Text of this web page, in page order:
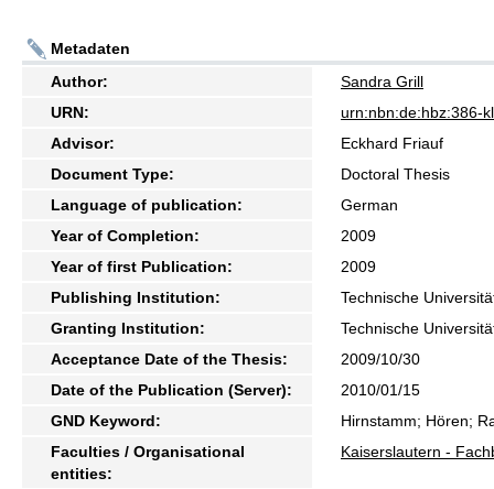
Metadaten
Author:
Sandra Grill
URN:
urn:nbn:de:hbz:386-
Advisor:
Eckhard Friauf
Document Type:
Doctoral Thesis
Language of publication:
German
Year of Completion:
2009
Year of first Publication:
2009
Publishing Institution:
Technische
Granting Institution:
Technische
Acceptance Date of the Thesis:
2009/10/30
Date of the Publication (Server):
2010/01/15
GND Keyword:
Hirnstamm; Hören;
Faculties / Organisational
entities:
Kaiserslautern -